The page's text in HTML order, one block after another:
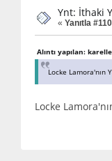
Ynt: İthaki
« Yanıtla
Alıntı yapılan:
Locke Lamora'nın
Locke